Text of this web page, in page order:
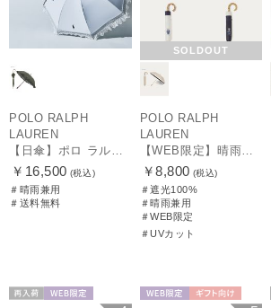
POLO RALPH
LAUREN
【日傘】ポロ ラルフ ローレン(POLO RALPH LAUREN)エンブフリル 長傘 【公式ムーンバット】 遮光 遮熱 UV 晴雨兼用
￥16,500 (税込)
＃晴雨兼用
＃送料無料
SOLDOUT
POLO RALPH
LAUREN
【WEB限定】晴雨兼用折りたたみ日傘 ポロ ラルフ ローレン（POLO RALPH LAUREN）ポロ ベア ポニー
￥8,800 (税込)
＃遮光100%
＃晴雨兼用
＃WEB限定
＃UVカット